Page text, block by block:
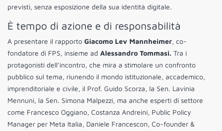
previsti, senza esposizione della sua identità digitale.
È tempo di azione e di responsabilità
A presentare il rapporto Giacomo Lev Mannheimer, co-
fondatore di FPS, insieme ad Alessandro Tommasi. Tra i
protagonisti dell’incontro, che mira a stimolare un confronto
pubblico sul tema, riunendo il mondo istituzionale, accademico,
imprenditoriale e civile, il Prof. Guido Scorza, la Sen. Lavinia
Mennuni, la Sen. Simona Malpezzi, ma anche esperti di settore
come Francesco Oggiano, Costanza Andreini, Public Policy
Manager per Meta Italia, Daniele Francescon, Co-founder &